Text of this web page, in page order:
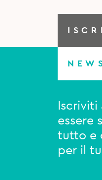
essere
tutto e
per il